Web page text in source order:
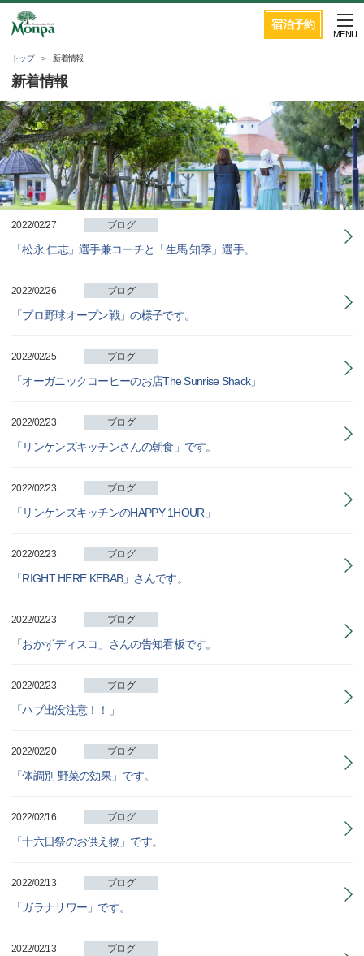
宿泊予約
MENU
トップ 新着情報
新着情報
2022/02/27 ブログ
「松永 仁志」選手兼コーチと「生馬 知季」選手。
2022/02/26 ブログ
「プロ野球オープン戦」の様子です。
2022/02/25 ブログ
「オーガニックコーヒーのお店The Sunrise Shack」
2022/02/23 ブログ
「リンケンズキッチンさんの朝食」です。
2022/02/23 ブログ
「リンケンズキッチンのHAPPY 1HOUR」
2022/02/23 ブログ
「RIGHT HERE KEBAB」さんです。
2022/02/23 ブログ
「おかずディスコ」さんの告知看板です。
2022/02/23 ブログ
「ハブ出没注意！！」
2022/02/20 ブログ
「体調別 野菜の効果」です。
2022/02/16 ブログ
「十六日祭のお供え物」です。
2022/02/13 ブログ
「ガラナサワー」です。
2022/02/13 ブログ